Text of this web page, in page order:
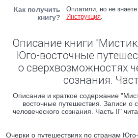
Как получить
книгу?
Оплатили, но не
Инструкция.
Описание книги
Юго-восточные
о сверхвозможностях
сознания.
Описание и краткое содержание
восточные путешествия. Записи о
человеческого сознания. Часть II"
Очерки о путешествиях по странам